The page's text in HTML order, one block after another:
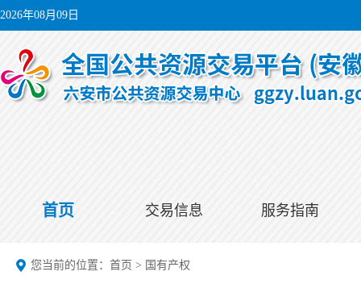
2026年08月09日
首页 交易信息 服务指南
您当前的位置： 首页 > 国有产权